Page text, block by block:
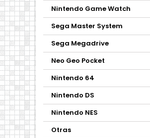
Nintendo Game Watch
Sega Master System
Sega Megadrive
Neo Geo Pocket
Nintendo 64
Nintendo DS
Nintendo NES
Otras